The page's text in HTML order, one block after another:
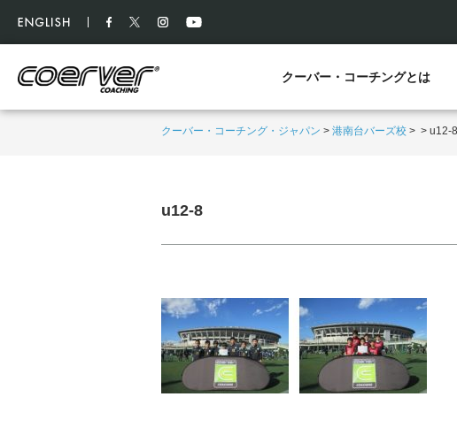
クーバー・コーチングとは
クーバー・コーチング・ジャパン > 港南台バーズ校 > > u12-8
u12-8